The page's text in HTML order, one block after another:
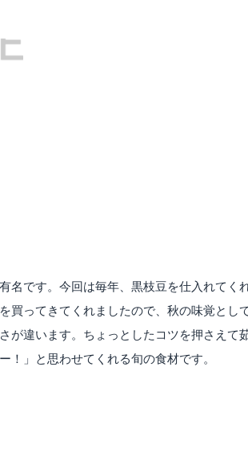
名です。今回は毎年、黒枝豆を仕入れてく
買ってきてくれましたので、秋の味覚とし
が違います。ちょっとしたコツを押さえて
！」と思わせてくれる旬の食材です。